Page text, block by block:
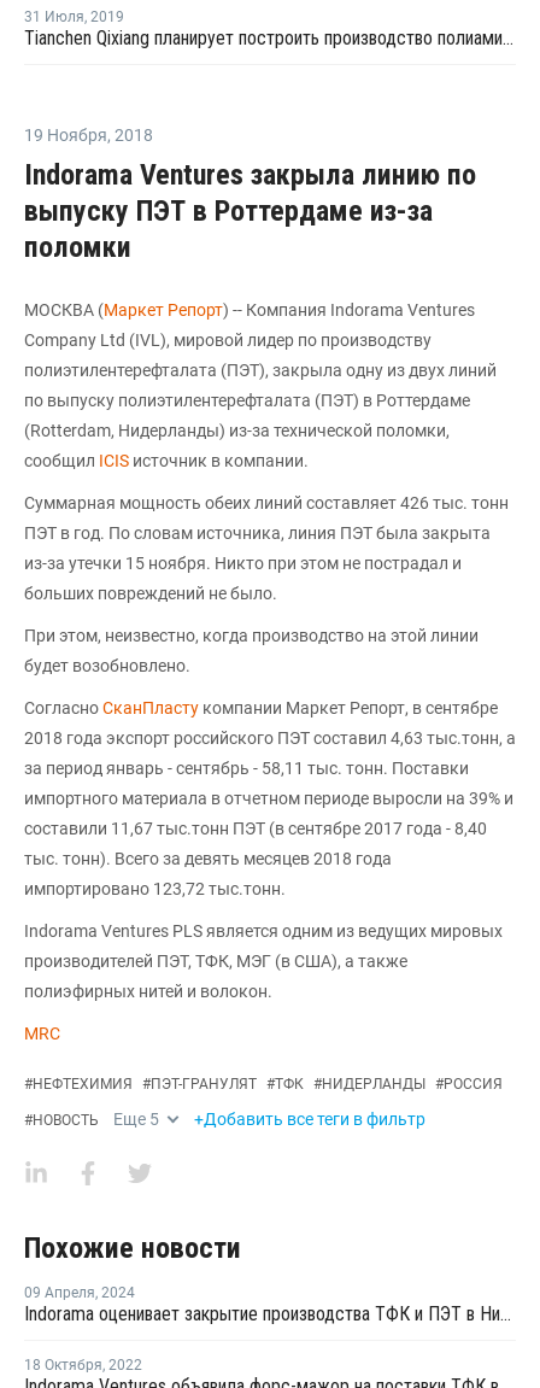
31 Июля, 2019
Tianchen Qixiang планирует построить производство полиамида в Китае
19 Ноября, 2018
Indorama Ventures закрыла линию по
выпуску ПЭТ в Роттердаме из-за
поломки
МОСКВА (Маркет Репорт) -- Компания Indorama Ventures
Company Ltd (IVL), мировой лидер по производству
полиэтилентерефталата (ПЭТ), закрыла одну из двух линий
по выпуску полиэтилентерефталата (ПЭТ) в Роттердаме
(Rotterdam, Нидерланды) из-за технической поломки,
сообщил ICIS источник в компании.
Суммарная мощность обеих линий составляет 426 тыс. тонн
ПЭТ в год. По словам источника, линия ПЭТ была закрыта
из-за утечки 15 ноября. Никто при этом не пострадал и
больших повреждений не было.
При этом, неизвестно, когда производство на этой линии
будет возобновлено.
СогласноСканПласту компании Маркет Репорт, в сентябре
2018 года экспорт российского ПЭТ составил 4,63 тыс.тонн, а
за период январь - сентябрь - 58,11 тыс. тонн. Поставки
импортного материала в отчетном периоде выросли на 39% и
составили 11,67 тыс.тонн ПЭТ (в сентябре 2017 года - 8,40
тыс. тонн). Всего за девять месяцев 2018 года
импортировано 123,72 тыс.тонн.
Indorama Ventures PLS является одним из ведущих мировых
производителей ПЭТ, ТФК, МЭГ (в США), а также
полиэфирных нитей и волокон.
MRC
#НЕФТЕХИМИЯ #ПЭТ-ГРАНУЛЯТ #ТФК #НИДЕРЛАНДЫ #РОССИЯ
#НОВОСТЬ Еще 5 +Добавить все теги в фильтр
Похожие новости
09 Апреля, 2024
Indorama оценивает закрытие производства ТФК и ПЭТ в Нидерландах
18 Октября, 2022